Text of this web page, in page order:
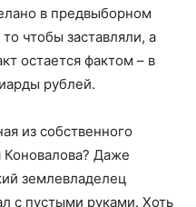
в предвыборном
чтобы заставляли, а
остается фактом – в
рублей.
из собственного
Коновалова? Даже
землевладелец
с пустыми руками. Хоть